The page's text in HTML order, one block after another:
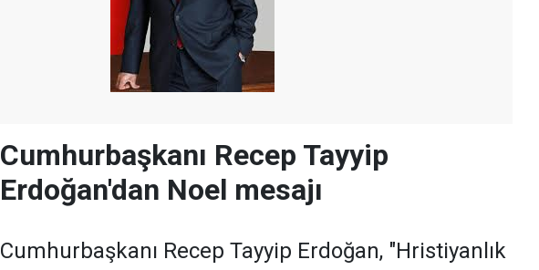
Cumhurbaşkanı Recep Tayyip
Erdoğan'dan Noel mesajı
Cumhurbaşkanı Recep Tayyip Erdoğan, "Hristiyanlık